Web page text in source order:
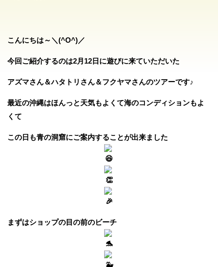
こんにちは～＼(^O^)／
今回ご紹介するのは2月12日に遊びに来ていただいた
アズマさん＆ハタトリさん＆フクヤマさんのツアーです♪
最近の沖縄はほんっと天気もよくて海のコンディションもよ
くて
この日も青の洞窟にご案内することが出来ました
まずはショップの目の前のビーチ